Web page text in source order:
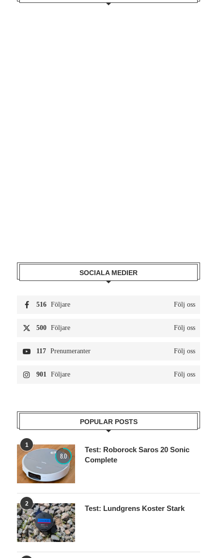
SOCIALA MEDIER
516 Följare Följ oss
500 Följare Följ oss
117 Prenumeranter Följ oss
901 Följare Följ oss
POPULAR POSTS
1
8.0
Test: Roborock Saros 20 Sonic
Complete
2
Test: Lundgrens Koster Stark